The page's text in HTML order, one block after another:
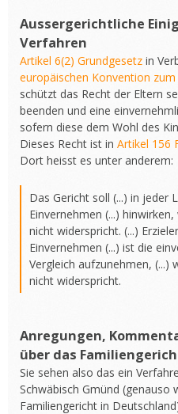
Aussergerichtliche
Verfahren
Artikel 6(2) Grundgesetz in
europäischen Konvention
schützt das Recht der Eltern
beenden und eine
sofern diese dem Wohl des
Dieses Recht ist in Artikel 156
Dort heisst es unter anderem:
Das Gericht soll (...) in jeder
Einvernehmen (...)
nicht widerspricht. (...)
Einvernehmen (...) ist die
Vergleich aufzunehmen, (...)
nicht widerspricht.
Anregungen,
über das
Sie sehen also das ein
Schwäbisch Gmünd (genauso
Familiengericht in